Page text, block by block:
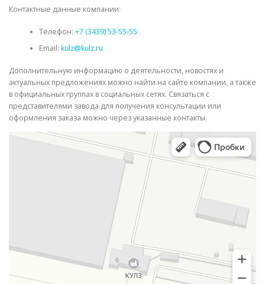
Контактные данные компании:
Телефон: +7 (3439) 53-55-55
Email: kulz@kulz.ru
Дополнительную информацию о деятельности, новостях и
актуальных предложениях можно найти на сайте компании, а также
в официальных группах в социальных сетях. Связаться с
представителями завода для получения консультации или
оформления заказа можно через указанные контакты.